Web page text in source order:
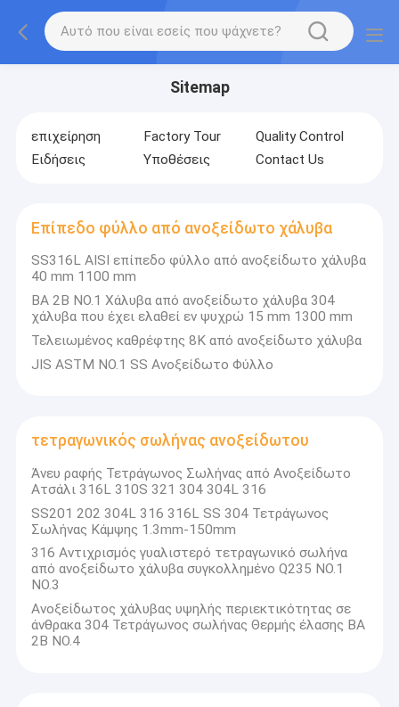
Sitemap
επιχείρηση Factory Tour
Quality Control
Ειδήσεις
Υποθέσεις Contact Us
Επίπεδο φύλλο από ανοξείδωτο χάλυβα
SS316L AISI επίπεδο φύλλο από ανοξείδωτο χάλυβα
40 mm 1100 mm
ΒΑ 2Β NO.1 Χάλυβα από ανοξείδωτο χάλυβα 304
χάλυβα που έχει ελαθεί εν ψυχρώ 15 mm 1300 mm
Τελειωμένος καθρέφτης 8K από ανοξείδωτο χάλυβα
JIS ASTM NO.1 SS Ανοξείδωτο Φύλλο
τετραγωνικός σωλήνας ανοξείδωτου
Άνευ ραφής Τετράγωνος Σωλήνας από Ανοξείδωτο
Ατσάλι 316L 310S 321 304 304L 316
SS201 202 304L 316 316L SS 304 Τετράγωνος
Σωλήνας Κάμψης 1.3mm-150mm
316 Αντιχρισμός γυαλιστερό τετραγωνικό σωλήνα
από ανοξείδωτο χάλυβα συγκολλημένο Q235 NO.1
NO.3
Ανοξείδωτος χάλυβας υψηλής περιεκτικότητας σε
άνθρακα 304 Τετράγωνος σωλήνας Θερμής έλασης BA
2B NO.4